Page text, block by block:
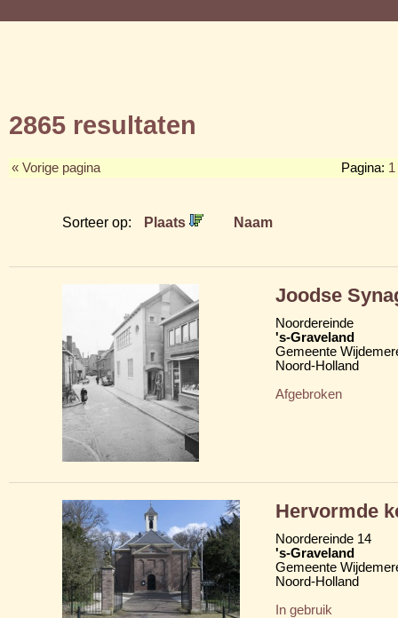
2865 resultaten
« Vorige pagina Pagina: 1
Sorteer op: Plaats Naam
Joodse
Noordereinde
's-Graveland
Gemeente
Noord-Holland
Afgebroken
Hervormde
Noordereinde 14
's-Graveland
Gemeente
Noord-Holland
In gebruik